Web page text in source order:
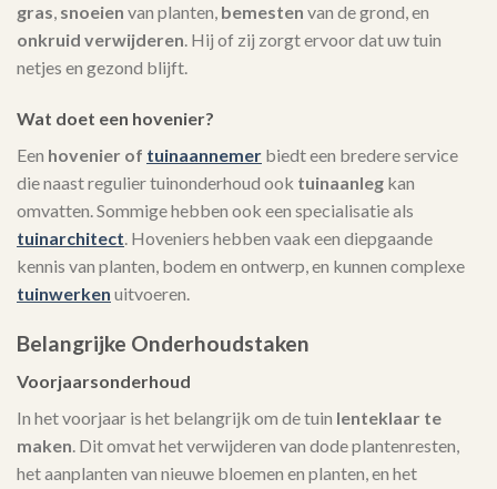
gras, snoeien van planten, bemesten van de grond, en
onkruid verwijderen. Hij of zij zorgt ervoor dat uw tuin
netjes en gezond blijft.
Wat doet een hovenier?
Een hovenier of tuinaannemer biedt een bredere service
die naast regulier tuinonderhoud ook tuinaanleg kan
omvatten. Sommige hebben ook een specialisatie als
tuinarchitect. Hoveniers hebben vaak een diepgaande
kennis van planten, bodem en ontwerp, en kunnen complexe
tuinwerken uitvoeren.
Belangrijke Onderhoudstaken
Voorjaarsonderhoud
In het voorjaar is het belangrijk om de tuin lenteklaar te
maken. Dit omvat het verwijderen van dode plantenresten,
het aanplanten van nieuwe bloemen en planten, en het